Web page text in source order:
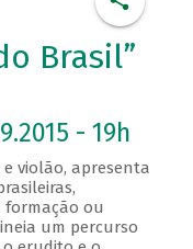
Brasil”
- 19h
e violão, apresenta
ou
um percurso